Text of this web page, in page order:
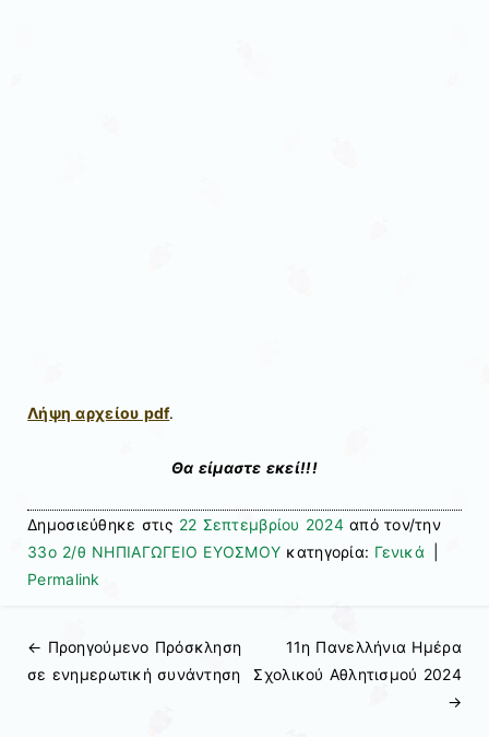
Λήψη αρχείου pdf.
Θα είμαστε εκεί!!!
Δημοσιεύθηκε στις 22 Σεπτεμβρίου 2024από τον/την
33ο 2/θ ΝΗΠΙΑΓΩΓΕΙΟ ΕΥΟΣΜΟΥ κατηγορία: Γενικά
Permalink
Πλοήγηση άρθρων
← Προηγούμενo Πρόσκληση
σε ενημερωτική συνάντηση
11η Πανελλήνια Ημέρα
Σχολικού Αθλητισμού 2024
→